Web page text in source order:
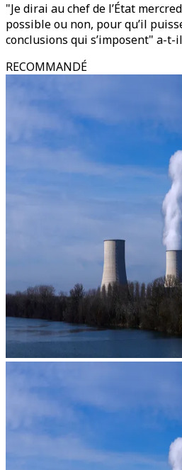
"Je dirai au chef de l’État
possible ou non, pour qu’il
conclusions qui s’imposent" a-t-
RECOMMANDÉ